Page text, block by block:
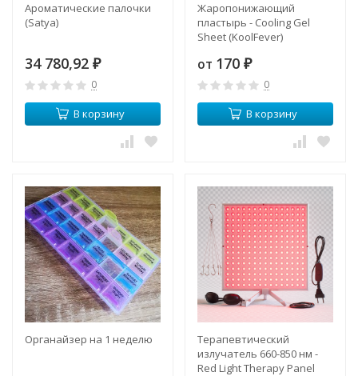
Ароматические палочки
(Satya)
34 780,92 ₽
0
В корзину
Жаропонижающий
пластырь - Cooling Gel
Sheet (KoolFever)
от 170 ₽
0
В корзину
Органайзер на 1 неделю
Терапевтический
излучатель 660-850 нм -
Red Light Therapy Panel